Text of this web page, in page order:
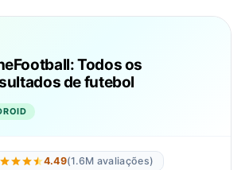
Todos os
de futebol
4.49(1.6M avaliações)